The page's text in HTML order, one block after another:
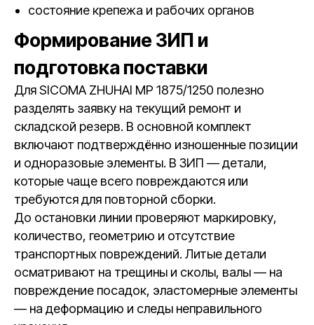
состояние крепежа и рабочих органов
Формирование ЗИП и
подготовка поставки
Для SICOMA ZHUHAI MP 1875/1250 полезно
разделять заявку на текущий ремонт и
складской резерв. В основной комплект
включают подтверждённо изношенные позиции
и одноразовые элементы. В ЗИП — детали,
которые чаще всего повреждаются или
требуются для повторной сборки.
До остановки линии проверяют маркировку,
количество, геометрию и отсутствие
транспортных повреждений. Литые детали
осматривают на трещины и сколы, валы — на
повреждение посадок, эластомерные элементы
— на деформацию и следы неправильного